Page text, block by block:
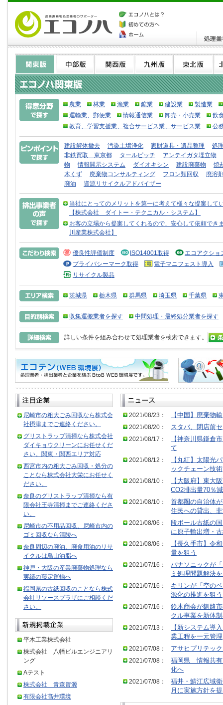
農業 林業 漁業 鉱業 建設業
製造業
運輸業、郵便業
情報通信業 卸売・小売業
飲
教育、学習支援業、複合サービス業、サービス業
公
建設解体撤去 汚染土壌浄化 家財道具・遺品整理
処
非鉄買取 東京都
タールピッチ
アンテイガタ埋立物
物
情報開示システム ダイオキシン 建設廃棄物
焼
木くず
廃棄物コンサルティング フロン類回収
廃溶
廃油
資源リサイクルアドバイザー
当社にとってのメリットを第一に考えて様々な提案し
【株式会社 ダイトー・テクニカル・システム】
お客の立場から提案してくれるので、安心して依頼で
川産業株式会社】
優良性評価制度 ISO14001取得
エコアクショ
プライバシーマーク取得
電子マニフェスト導入
リサイクル製品
茨城県 栃木県 群馬県 埼玉県 千葉県
収集運搬業者を探す 中間処理・最終処分業者を探す
詳しい条件を組み合わせて処理業者を検索できます。
尼崎市の粗大ごみ回収なら株式会
社摂津までご連絡ください。
グリストラップ清掃なら株式会社
ダイキョウクリーンにお任せくだ
さい。関東・関西エリア対応
西宮市内の粗大ごみ回収・処分の
ことなら株式会社大栄にお任せく
ださい。
奈良のグリストラップ清掃なら有
限会社王寺清掃までご連絡くださ
い。
尼崎市の不用品回収、尼崎市内の
ゴミ回収なら清陵へ
奈良周辺の廃油、廃食用油のリサ
イクルは鳥山油脂へ
神戸・大阪の産業廃棄物処理なら
実績の藤定運輸へ
福岡県の古紙回収のことなら株式
会社リソースプラザにご相談くだ
さい。
平木工業株式会社
株式会社 八幡ビルエンジニアリ
ング
Aテスト
株式会社 青森資源
有限会社髙井環境
2021/08/23：
【中国】廃棄物
2021/08/20：
スタバ、閉店前
2021/08/17：
【神奈川県鎌倉
て
2021/08/12：
【丸紅】太陽光
ックチェーン技術
2021/08/10：
【大阪府】東大
CO2排出量70％減
2021/08/10：
首都圏の自治体
住民への貸出、
2021/08/06：
段ボール古紙の
に原子輸出増・
2021/08/06：
【長久手市】令
量を狙う
2021/07/16：
パナソニックが
ミ処理問題解決
2021/07/16：
キリンが「空の
源化の推進を狙う
2021/07/16：
鈴木商会が釧路
クル事業を新体
2021/07/13：
【新システム導
業工程を一元管理
2021/07/08：
アサヒプリテッ
2021/07/08：
福岡県 情報共有
化へ
2021/07/08：
福井・鯖江広域
月に実施方針を